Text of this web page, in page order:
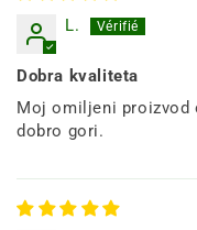
L.
Dobra kvaliteta
Moj omiljeni proizvod
dobro gori.